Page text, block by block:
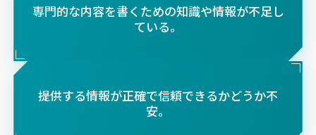
専門的な内容を書くための知識や情報が不足し
ている。
提供する情報が正確で信頼できるかどうか不
安。